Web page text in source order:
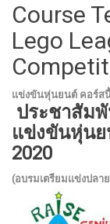
Course
Lego
แข่งขันหุ่นยนต์ คอร์สนี้
ประชาสัม
แข่งขันหุ่นย
2020
(อบรมเตรียมแข่งปล